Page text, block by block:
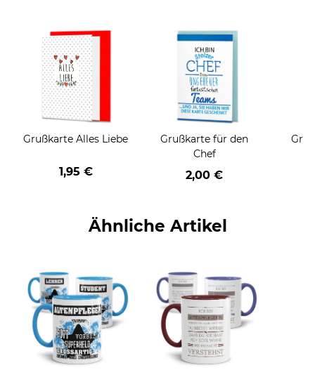
Grußkarte Alles Liebe
1,95 €
Grußkarte für den
Chef
2,00 €
Ähnliche Artikel